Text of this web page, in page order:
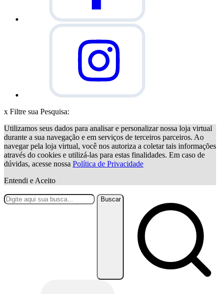
x Filtre sua Pesquisa:
Utilizamos seus dados para analisar e personalizar nossa loja virtual
durante a sua navegação e em serviços de terceiros parceiros. Ao
navegar pela loja virtual, você nos autoriza a coletar tais informações
através do cookies e utilizá-las para estas finalidades. Em caso de
dúvidas, acesse nossa Política de Privacidade
Entendi e Aceito
Buscar